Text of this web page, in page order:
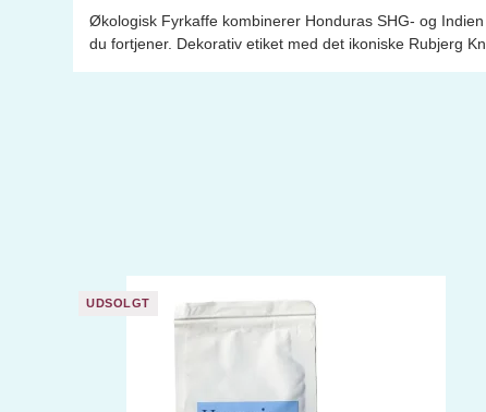
Økologisk Fyrkaffe kombinerer Honduras SHG- og
du fortjener. Dekorativ etiket med det ikoniske Rubjerg
UDSOLGT